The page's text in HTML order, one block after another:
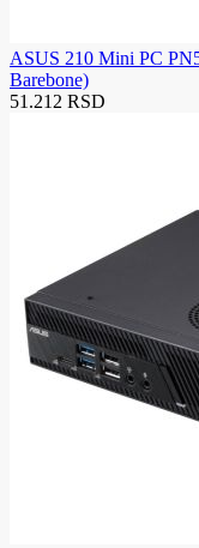
ASUS 210 Mini PC
Barebone)
51.212 RSD